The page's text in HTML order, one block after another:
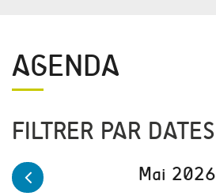
AGENDA
FILTRER PAR DATES
Mai 2026